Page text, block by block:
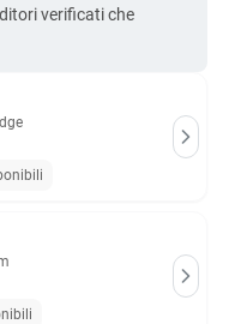
verificati che